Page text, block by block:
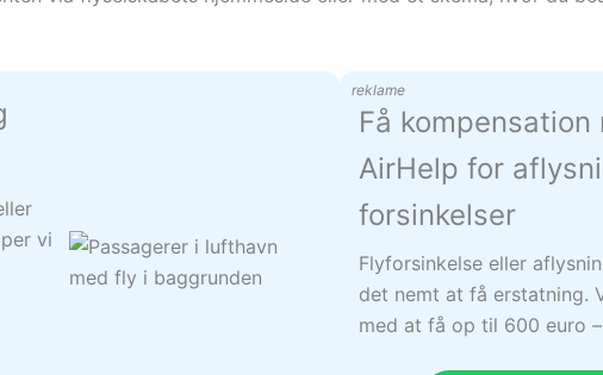
vi
reklame
Få kompensation
AirHelp for
forsinkelser
Flyforsinkelse eller
det nemt at få erstatning.
med at få op til 600 euro